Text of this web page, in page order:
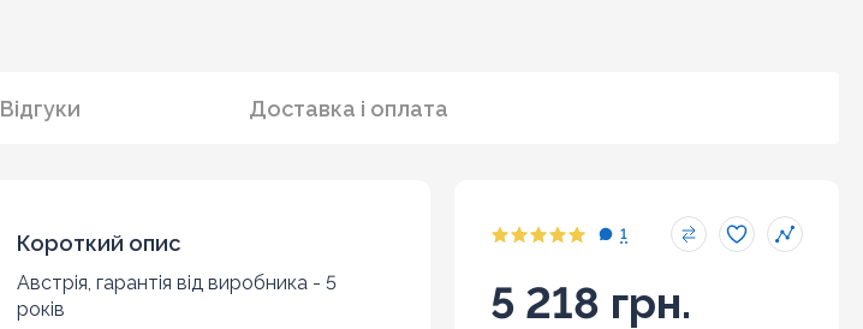
Відгуки Доставка і оплата
Короткий опис
Австрія, гарантія від виробника - 5
років
1
5 218 грн.